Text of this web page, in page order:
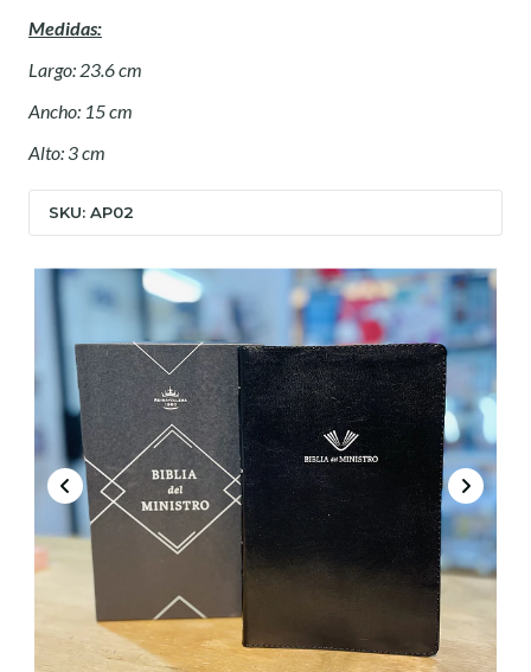
Medidas:
Largo: 23.6 cm
Ancho: 15 cm
Alto: 3 cm
SKU: AP02